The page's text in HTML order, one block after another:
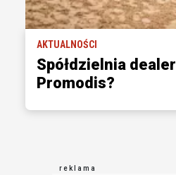
AKTUALNOŚCI
Spółdzielnia
Promodis?